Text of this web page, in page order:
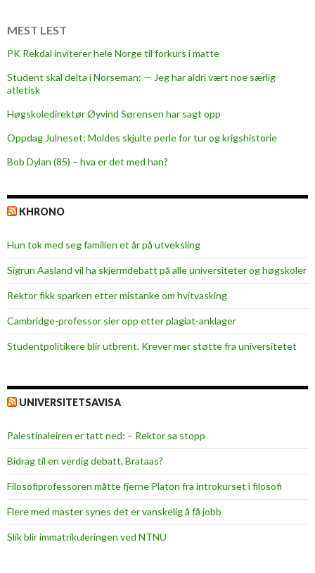
t
n
m
e
d
o
l
e
-
e
o
d
MEST LEST
PK Rekdal inviterer hele Norge til forkurs i matte
Student skal delta i Norseman: — Jeg har aldri vært noe særlig
atletisk
Høgskoledirektør Øyvind Sørensen har sagt opp
Oppdag Julneset: Moldes skjulte perle for tur og krigshistorie
Bob Dylan (85) – hva er det med han?
KHRONO
Hun tok med seg familien et år på utveksling
Sigrun Aasland vil ha skjerm­debatt på alle universiteter og høgskoler
Rektor fikk sparken etter mistanke om hvitvasking
Cambridge-professor sier opp etter plagiat-anklager
Studentpolitikere blir utbrent. Krever mer støtte fra universitetet
UNIVERSITETSAVISA
Palestinaleiren er tatt ned: – Rektor sa stopp
Bidrag til en verdig debatt, Brataas?
Filosofiprofessoren måtte fjerne Platon fra introkurset i filosofi
Flere med master synes det er vanskelig å få jobb
Slik blir immatrikuleringen ved NTNU